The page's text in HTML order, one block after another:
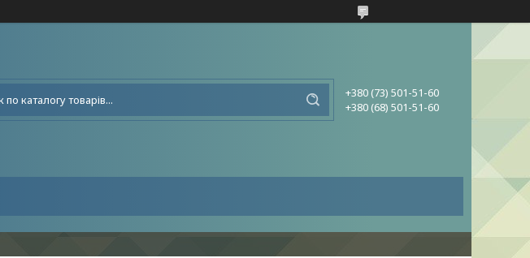
+380 (73) 501-51-60
+380 (68) 501-51-60